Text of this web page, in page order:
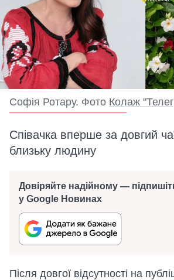
Софія Ротару. Фото Колаж
Співачка вперше за довгий
близьку людину
Довіряйте надійному —
у Google Новинах
Після довгої відсутності на